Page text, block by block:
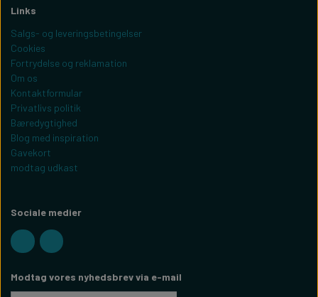
Links
Salgs- og leveringsbetingelser
Cookies
Fortrydelse og reklamation
Om os
Kontaktformular
Privatlivs politik
Bæredygtighed
Blog med inspiration
Gavekort
modtag udkast
Sociale medier
Modtag vores nyhedsbrev via e-mail